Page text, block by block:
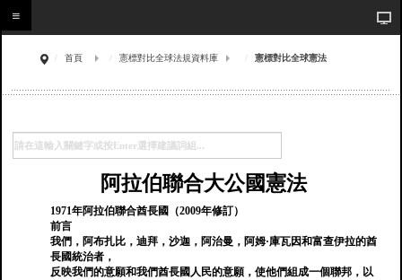
首頁 憲標對比全球法規資料庫 憲標對比全球憲法
阿拉伯聯合大公國憲法
1971年阿拉伯聯合酋長國（2009年修訂）
前言
我們，阿布扎比，迪拜，沙迦，阿治曼，阿姆·庫瓦因和富查伊拉的酋
長國統治者，
反映我們的意願和我們酋長國人民的意願，使他們組成一個聯邦，以